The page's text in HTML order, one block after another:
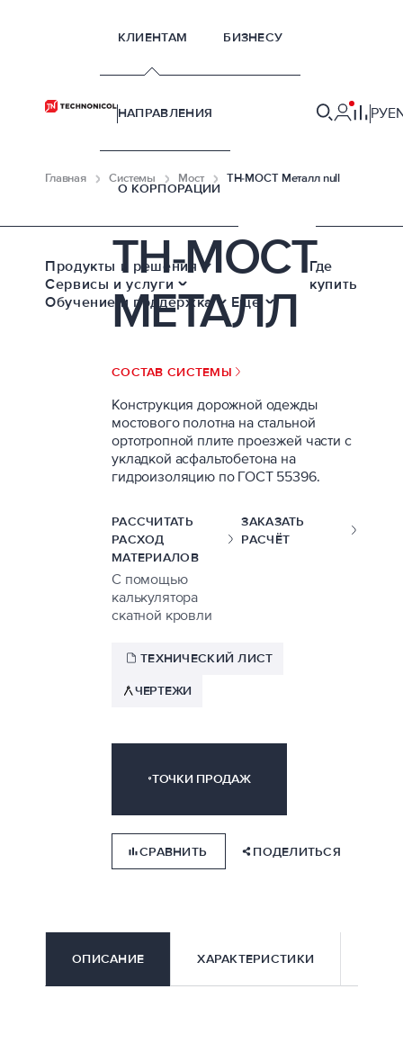
КЛИЕНТАМ БИЗНЕСУ
НАПРАВЛЕНИЯ
О КОРПОРАЦИИ
РУ
Продукты и решения
Сервисы и услуги
Обучение и поддержка
Еще
Где
купить
Главная Системы Мост ТН-МОСТ Металл null
ТН-МОСТ
МЕТАЛЛ
СОСТАВ СИСТЕМЫ
Конструкция дорожной одежды
мостового полотна на стальной
ортотропной плите проезжей части с
укладкой асфальтобетона на
гидроизоляцию по ГОСТ 55396.
РАССЧИТАТЬ
РАСХОД
МАТЕРИАЛОВ
ЗАКАЗАТЬ
РАСЧЁТ
С помощью
калькулятора
скатной кровли
ТЕХНИЧЕСКИЙ ЛИСТ
ЧЕРТЕЖИ
ТОЧКИ ПРОДАЖ
СРАВНИТЬ ПОДЕЛИТЬСЯ
ОПИСАНИЕ ХАРАКТЕРИСТИКИ